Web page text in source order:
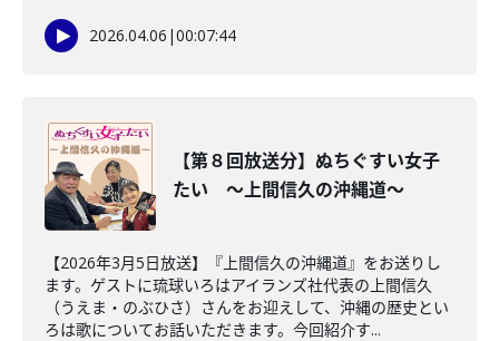
2026.04.06 |00:07:44
【第８回放送分】ぬちぐすい女子
たい ～上間信久の沖縄道～
【2026年3月5日放送】『上間信久の沖縄道』をお送りし
ます。ゲストに琉球いろはアイランズ社代表の上間信久
（うえま・のぶひさ）さんをお迎えして、沖縄の歴史とい
ろは歌についてお話いただきます。今回紹介す...